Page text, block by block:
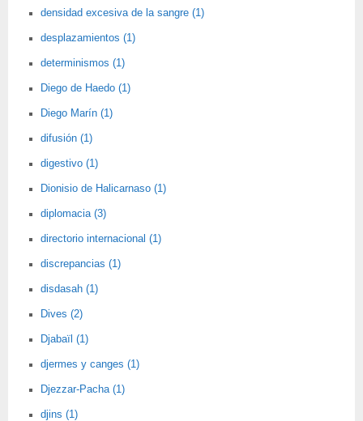
densidad excesiva de la sangre (1)
desplazamientos (1)
determinismos (1)
Diego de Haedo (1)
Diego Marín (1)
difusión (1)
digestivo (1)
Dionisio de Halicarnaso (1)
diplomacia (3)
directorio internacional (1)
discrepancias (1)
disdasah (1)
Dives (2)
Djabaïl (1)
djermes y canges (1)
Djezzar-Pacha (1)
djins (1)